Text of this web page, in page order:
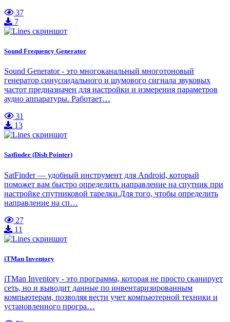
37
7
Sound Frequency Generator
Sound Generator - это многоканальный многотоновый
генератор синусоидального и шумового сигнала звуковых
частот предназначен для настройки и измерения параметров
аудио аппаратуры. Работает…
31
13
Satfinder (Dish Pointer)
SatFinder — удобный инструмент для Android, который
поможет вам быстро определить направление на спутник при
настройке спутниковой тарелки.Для того, чтобы определить
направление на сп…
27
11
iTMan Inventory
iTMan Inventory - это программа, которая не просто сканирует
сеть, но и выводит данные по инвентаризированным
компьютерам, позволяя вести учет компьютерной техники и
установленного програ…